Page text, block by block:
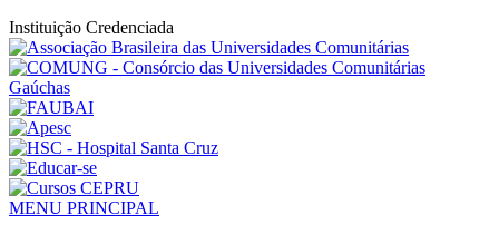
Instituição Credenciada
MENU PRINCIPAL